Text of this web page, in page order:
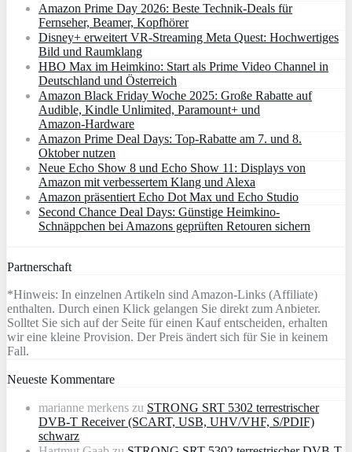
Amazon Prime Day 2026: Beste Technik-Deals für
Fernseher, Beamer, Kopfhörer
Disney+ erweitert VR‑Streaming Meta Quest: Hochwertiges
Bild und Raumklang
HBO Max im Heimkino: Start als Prime Video Channel in
Deutschland und Österreich
Amazon Black Friday Woche 2025: Große Rabatte auf
Audible, Kindle Unlimited, Paramount+ und
Amazon‑Hardware
Amazon Prime Deal Days: Top-Rabatte am 7. und 8.
Oktober nutzen
Neue Echo Show 8 und Echo Show 11: Displays von
Amazon mit verbessertem Klang und Alexa
Amazon präsentiert Echo Dot Max und Echo Studio
Second Chance Deal Days: Günstige Heimkino-
Schnäppchen bei Amazons geprüften Retouren sichern
Partnerschaft
*Hinweis: In einzelnen Artikeln sind Amazon-Links (Affiliate)
enthalten. Durch einen Klick gelangen Sie direkt zum Anbieter.
Solltet Sie sich auf der Seite für einen Kauf entscheiden, erhalten
wir eine kleine Provision. Der Preis ändert sich für Sie in keinem
Fall.
Neueste Kommentare
marianne merkens zu STRONG SRT 5302 terrestrischer
DVB-T Receiver (SCART, USB, UHV/VHF, S/PDIF)
schwarz